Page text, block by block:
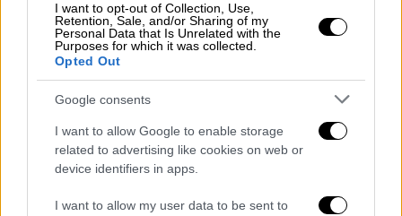
I want to opt-out of Collection, Use,
Retention, Sale, and/or Sharing of my
Personal Data that Is Unrelated with the
Purposes for which it was collected.
Opted Out
Google consents
I want to allow Google to enable storage
related to advertising like cookies on web or
device identifiers in apps.
I want to allow my user data to be sent to
εμφάνιση της Κυριακής. Πρέπει να
αντιδράσουμε και στο παιχνίδι στην Ευρώπη,
ένα πολύ σημαντικό στοιχείο που είχαμε την
Κυριακή και δεν το είχαμε με τον ΟΦΗ και με
τον Ολυμπιακό, είναι ότι δείξαμε διάθεση να
τρέξουμε και όταν δεν έχουμε την μπάλα. Να
διατηρήσουμε αυτή την διάθεση, το να
παίζουμε χωρίς την μπάλα είναι το κλειδί
για το ματς αυτό και για να πάρουμε τη νίκη».